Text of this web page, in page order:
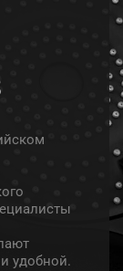
удобной.